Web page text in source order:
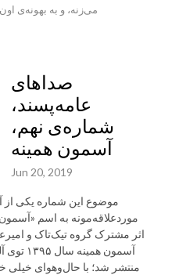
می‌زنه، و به بهونه‌ی
صداهای
عامه‌پسند،
شماره‌ی نهم،
آسمون همینه
Jun 20, 2019
موضوع این شماره یکی از
موردعلاقه‌مونه به اسم «آسمون
آسمون همینه
منتشر شد؛ با حال‌وهوای خیلی